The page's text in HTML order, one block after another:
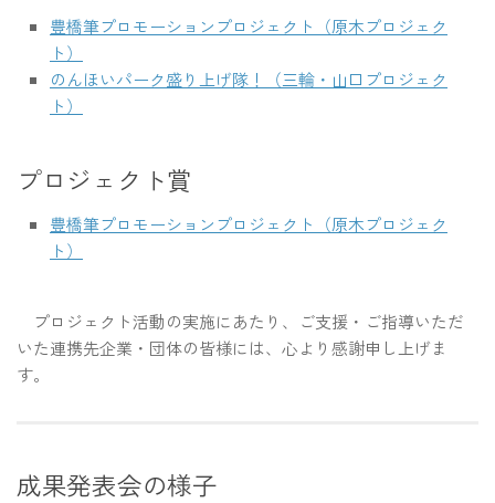
豊橋筆プロモーションプロジェクト（原木プロジェク
ト）
のんほいパーク盛り上げ隊！（三輪・山口プロジェク
ト）
プロジェクト賞
豊橋筆プロモーションプロジェクト（原木プロジェク
ト）
プロジェクト活動の実施にあたり、ご支援・ご指導いただ
いた連携先企業・団体の皆様には、心より感謝申し上げま
す。
成果発表会の様子